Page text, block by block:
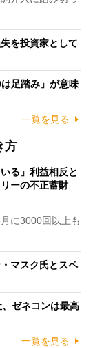
を投資家として
足踏み」が意味
一覧を見る
方
る」利益相反と
ーの不正蓄財
に3000回以上も
マスク氏とスペ
、ゼネコンは最高
一覧を見る